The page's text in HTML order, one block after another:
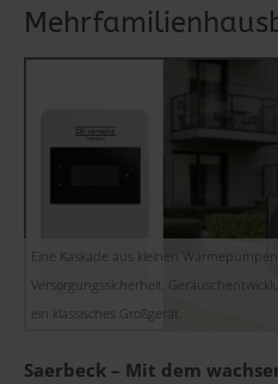
Eine Kaskade aus kleinen
Versorgungssicherheit,
ein klassisches Großgerät.
Saerbeck – Mit dem